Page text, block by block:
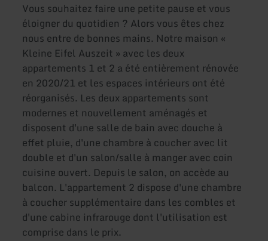
Vous souhaitez faire une petite pause et vous
éloigner du quotidien ? Alors vous êtes chez
nous entre de bonnes mains. Notre maison «
Kleine Eifel Auszeit » avec les deux
appartements 1 et 2 a été entièrement rénovée
en 2020/21 et les espaces intérieurs ont été
réorganisés. Les deux appartements sont
modernes et nouvellement aménagés et
disposent d'une salle de bain avec douche à
effet pluie, d'une chambre à coucher avec lit
double et d'un salon/salle à manger avec coin
cuisine ouvert. Depuis le salon, on accède au
balcon. L'appartement 2 dispose d'une chambre
à coucher supplémentaire dans les combles et
d'une cabine infrarouge dont l'utilisation est
comprise dans le prix.